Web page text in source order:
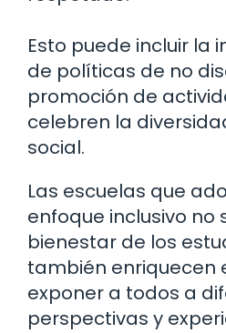
Esto puede incluir la
de políticas de no
promoción de
celebren la
social.
Las escuelas que
enfoque inclusivo no
bienestar de los
también enriquecen
exponer a todos a
perspectivas y